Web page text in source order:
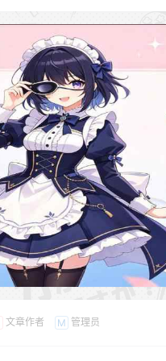
文章作者 M 管理员